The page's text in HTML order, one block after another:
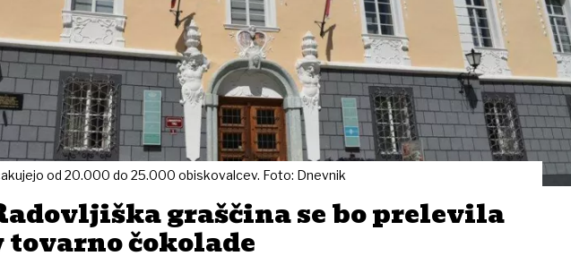
od 20.000 do 25.000 obiskovalcev. Foto: Dnevnik
graščina se bo prelevila
tovarno čokolade